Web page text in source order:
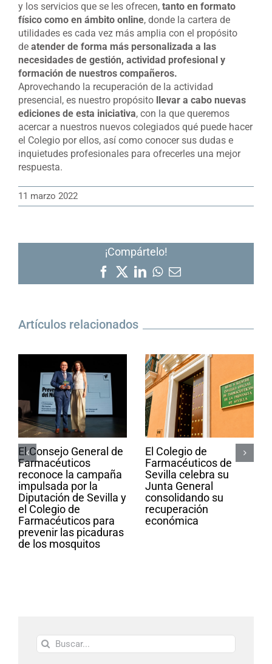
y los servicios que se les ofrecen, tanto en formato
físico como en ámbito online, donde la cartera de
utilidades es cada vez más amplia con el propósito
de atender de forma más personalizada a las
necesidades de gestión, actividad profesional y
formación de nuestros compañeros.
Aprovechando la recuperación de la actividad
presencial, es nuestro propósito llevar a cabo nuevas
ediciones de esta iniciativa, con la que queremos
acercar a nuestros nuevos colegiados qué puede hacer
el Colegio por ellos, así como conocer sus dudas e
inquietudes profesionales para ofrecerles una mejor
respuesta.
11 marzo 2022
¡Compártelo!
Facebook
X LinkedIn
WhatsApp
Correo
electrónico
Artículos relacionados
El Consejo General de
Farmacéuticos
reconoce la campaña
impulsada por la
Diputación de Sevilla y
el Colegio de
Farmacéuticos para
prevenir las picaduras
de los mosquitos
El Colegio de
Farmacéuticos de
Sevilla celebra su
Junta General
consolidando su
recuperación
económica
Buscar: